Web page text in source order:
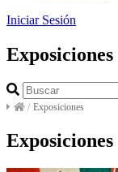
Iniciar Sesión
Exposiciones
/ Exposiciones
Exposiciones